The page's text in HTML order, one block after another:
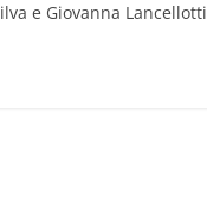
e Giovanna Lancellotti